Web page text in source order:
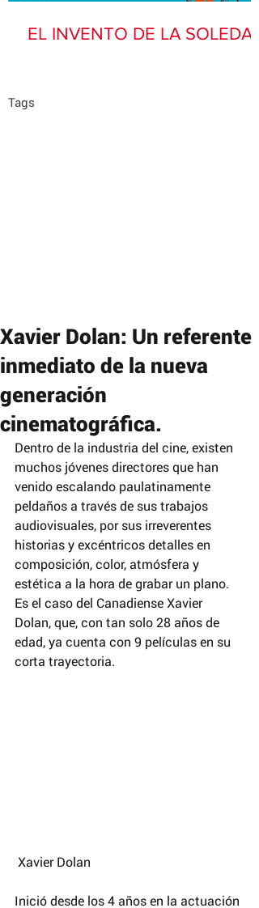
EL INVENTO DE LA SOLEDAD
Tags
Xavier Dolan: Un referente
inmediato de la nueva
generación
cinematográfica.
Dentro de la industria del cine, existen
muchos jóvenes directores que han
venido escalando paulatinamente
peldaños a través de sus trabajos
audiovisuales, por sus irreverentes
historias y excéntricos detalles en
composición, color, atmósfera y
estética a la hora de grabar un plano.
Es el caso del Canadiense Xavier
Dolan, que, con tan solo 28 años de
edad, ya cuenta con 9 películas en su
corta trayectoria.
Xavier Dolan
Inició desde los 4 años en la actuación